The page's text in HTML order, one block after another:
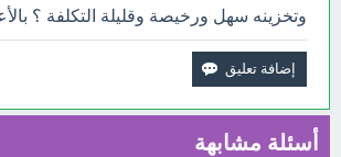
وتخزينه سهل ورخيصة وقليلة التكلفة ؟
أسئلة مشابهة